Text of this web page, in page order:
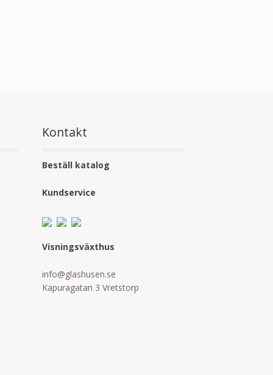
Kontakt
Beställ katalog
Kundservice
Visningsväxthus
info@glashusen.se
Kapuragatan 3 Vretstorp